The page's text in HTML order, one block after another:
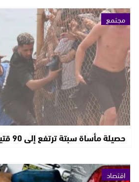
مجتمع
حصيلة مأساة سبتة ترتفع إلى 90 قتيلا..
اقتصاد